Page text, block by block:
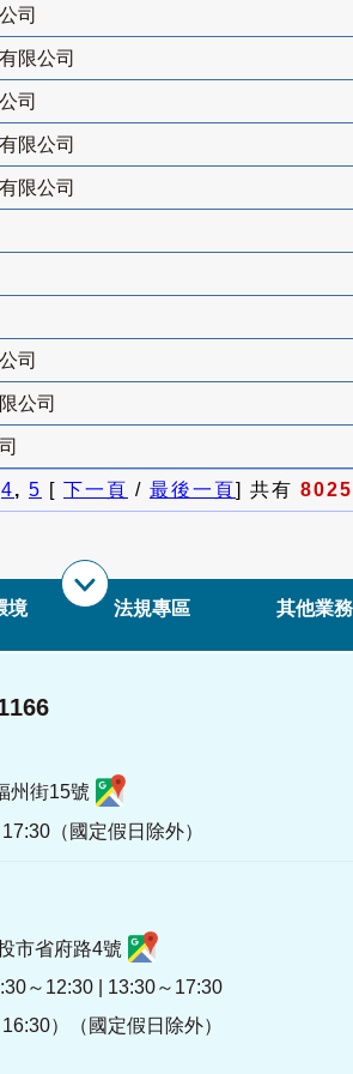
司
限公司
司
限公司
限公司
司
公司
4, 5 [ 下一頁 / 最後一頁] 共有 8025
境 法規專區 其他業務
州街15號
（國定假日除外）
市省府路4號
～12:30 | 13:30～17:30
）（國定假日除外）